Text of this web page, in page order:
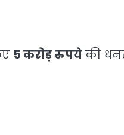
5 करोड़ रुपयेकी